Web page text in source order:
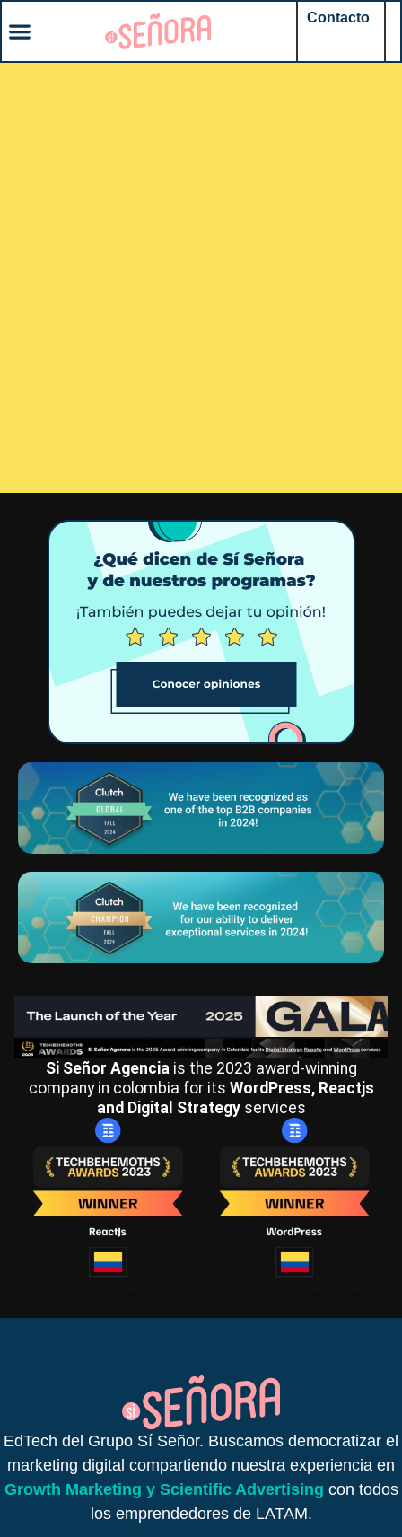
Contacto
Si Señor Agencia is the 2023 award-winning
company in colombia for its WordPress, Reactjs
and Digital Strategyservices
EdTech del Grupo Sí Señor. Buscamos democratizar el
marketing digital compartiendo nuestra experiencia en
Growth Marketing y Scientific Advertising con todos
los emprendedores de LATAM.